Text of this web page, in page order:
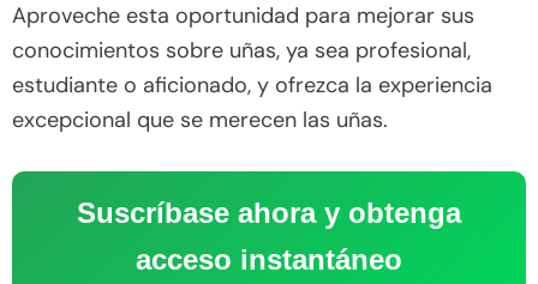
Aproveche esta oportunidad para mejorar sus
conocimientos sobre uñas, ya sea profesional,
estudiante o aficionado, y ofrezca la experiencia
excepcional que se merecen las uñas.
Suscríbase ahora y obtenga
acceso instantáneo